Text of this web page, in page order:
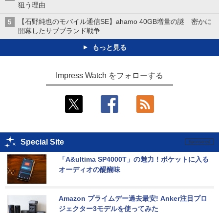
狙う理由
【石野純也のモバイル通信SE】ahamo 40GB増量の謎 密かに
開幕したサブブランド戦争
もっと見る
Impress Watch をフォローする
Special Site
「A&ultima SP4000T」の魅力！ポケットに入る
オーディオの醍醐味
Amazon プライムデー過去最安! Anker注目プロ
ジェクター3モデルを使ってみた